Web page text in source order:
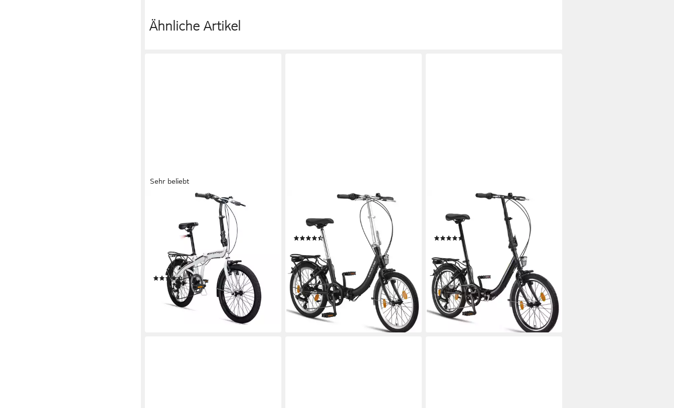
Ähnliche Artikel
Sehr beliebt
Faltrad Windsor 20 Zoll, Klapprad,
Shimano 6 Gang-Schaltung, Damen,
32 cm Rahmenhöhe
Gänge
100 kg Zul. Gesamtgewicht
(170)
299,90 €
14,90 €mtl. in 24 Raten
lieferbar - in 3-4 Werktagen bei dir
95 kg Zul. Gesamtgewicht
(19)
364,99 €
18,13 €mtl. in 24 Raten
lieferbar - in 2-3 Werktagen bei dir
Cityrad Chillaxx Bike URBAN
Zul. Gesamtgewicht
314,99 €
15,65 €
mtl. in 24 Raten
lieferbar - in 3-4 Werktagen bei dir